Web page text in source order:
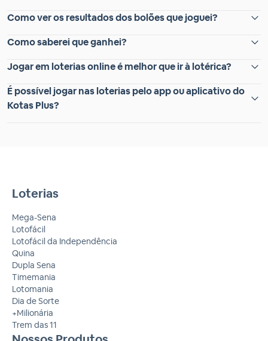
Como ver os resultados dos bolões que joguei?
Como saberei que ganhei?
Jogar em loterias online é melhor que ir à lotérica?
É possível jogar nas loterias pelo app ou aplicativo do
Kotas Plus?
Loterias
Mega-Sena
Lotofácil
Lotofácil da Independência
Quina
Dupla Sena
Timemania
Lotomania
Dia de Sorte
+Milionária
Trem das 11